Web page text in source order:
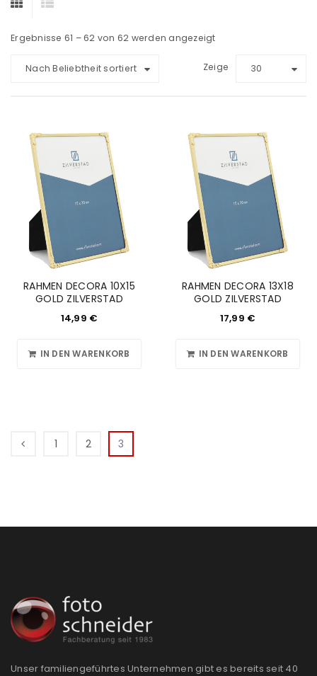
Ergebnisse 61 – 62 von 62 werden angezeigt
Nach Beliebtheit sortiert Zeige 30
RAHMEN DECORA 10X15
GOLD ZILVERSTAD
14,99 €
IN DEN WARENKORB
RAHMEN DECORA 13X18
GOLD ZILVERSTAD
17,99 €
IN DEN WARENKORB
1 2 3
Unser familiengeführtes Unternehmen gibt es bereits seit 40